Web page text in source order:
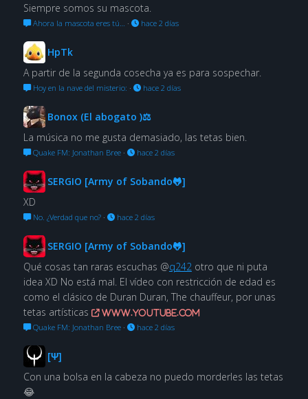
Siempre somos su mascota.
Ahora la mascota eres tú… · hace 2 días
HpTk
A partir de la segunda cosecha ya es para sospechar.
Hoy en la nave del misterio: · hace 2 días
Bonox (El abogato )⚖
La música no me gusta demasiado, las tetas bien.
Quake FM: Jonathan Bree· hace 2 días
SERGIO [Army of Sobando🐸]
XD
No. ¿Verdad que no?· hace 2 días
SERGIO [Army of Sobando🐸]
Qué cosas tan raras escuchas @q242 otro que ni puta
idea XD No está mal. El vídeo con restricción de edad es
como el clásico de Duran Duran, The chauffeur, por unas
tetas artísticas
www.youtube.com
Quake FM: Jonathan Bree· hace 2 días
[Ψ]
Con una bolsa en la cabeza no puedo morderles las tetas
😂